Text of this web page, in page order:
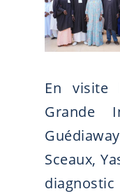
En visite
Grande
Sceaux,